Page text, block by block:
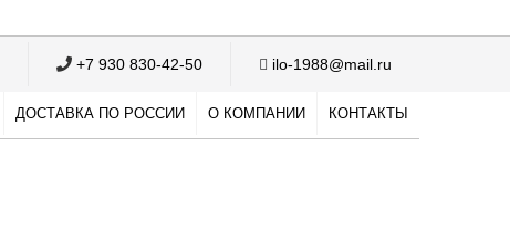
+7 930 830-42-50 ilo-1988@mail.ru
ДОСТАВКА ПО РОССИИ О КОМПАНИИ КОНТАКТЫ